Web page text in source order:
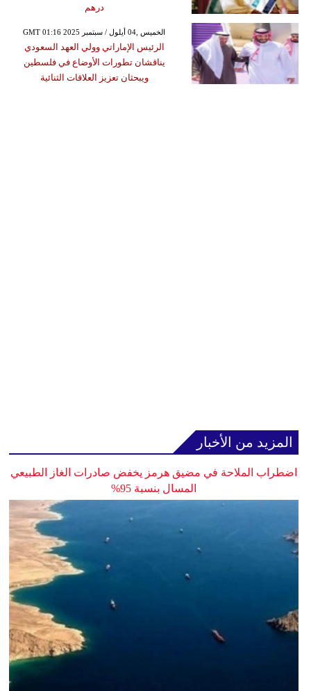
درهم
GMT 01:16 2025 الخميس ,04 أيلول / سبتمبر
الرئيس الإماراتي وولي العهد السعودي
يناقشان تطورات الأوضاع في فلسطين
ويبحثان تعزيز العلاقات الثنائية
المزيد من الأخبار
اضطراب الملاحة في مضيق هرمز يخفض صادرات الغاز الطبيعي
المسال بنسبة 95%